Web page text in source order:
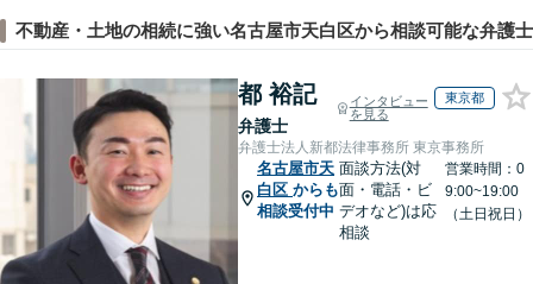
不動産・土地の相続に強い名古屋市天白区から相談可能な弁護士
都 裕記
弁護士
インタビュー
を見る
東京都
弁護士法人新都法律事務所 東京事務所
名古屋市天
白区 からも
相談受付中
面談方法(対
面・電話・ビ
デオなど)は応
相談
営業時間：0
9:00~19:00
（土日祝日）